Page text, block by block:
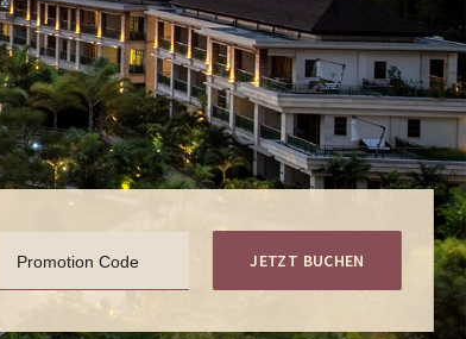
Promotion Code JETZT BUCHEN